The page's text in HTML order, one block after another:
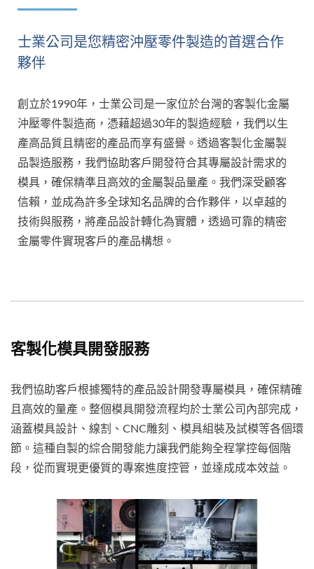
士業公司是您精密沖壓零件製造的首選合作
夥伴
創立於1990年，士業公司是一家位於台灣的客製化金屬
沖壓零件製造商，憑藉超過30年的製造經驗，我們以生
產高品質且精密的產品而享有盛譽。透過客製化金屬製
品製造服務，我們協助客戶開發符合其專屬設計需求的
模具，確保精準且高效的金屬製品量產。我們深受顧客
信賴，並成為許多全球知名品牌的合作夥伴，以卓越的
技術與服務，將產品設計轉化為實體，透過可靠的精密
金屬零件實現客戶的產品構想。
客製化模具開發服務
我們協助客戶根據獨特的產品設計開發專屬模具，確保精確
且高效的量產。整個模具開發流程均於士業公司內部完成，
涵蓋模具設計、線割、CNC雕刻、模具組裝及試模等各個環
節。這種自製的綜合開發能力讓我們能夠全程掌控每個階
段，從而實現更優質的專案進度控管，並達成成本效益。